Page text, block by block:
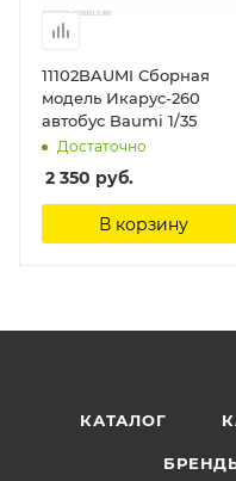
11102BAUMI Сборная
модель Икарус-260
автобус Baumi 1/35
Достаточно
2 350 руб.
В корзину
КАТАЛОГ